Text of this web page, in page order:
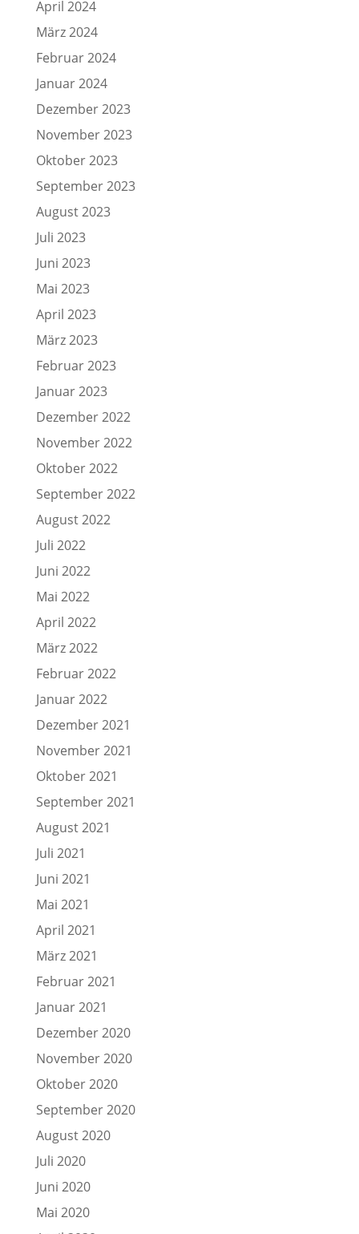
April 2024
März 2024
Februar 2024
Januar 2024
Dezember 2023
November 2023
Oktober 2023
September 2023
August 2023
Juli 2023
Juni 2023
Mai 2023
April 2023
März 2023
Februar 2023
Januar 2023
Dezember 2022
November 2022
Oktober 2022
September 2022
August 2022
Juli 2022
Juni 2022
Mai 2022
April 2022
März 2022
Februar 2022
Januar 2022
Dezember 2021
November 2021
Oktober 2021
September 2021
August 2021
Juli 2021
Juni 2021
Mai 2021
April 2021
März 2021
Februar 2021
Januar 2021
Dezember 2020
November 2020
Oktober 2020
September 2020
August 2020
Juli 2020
Juni 2020
Mai 2020